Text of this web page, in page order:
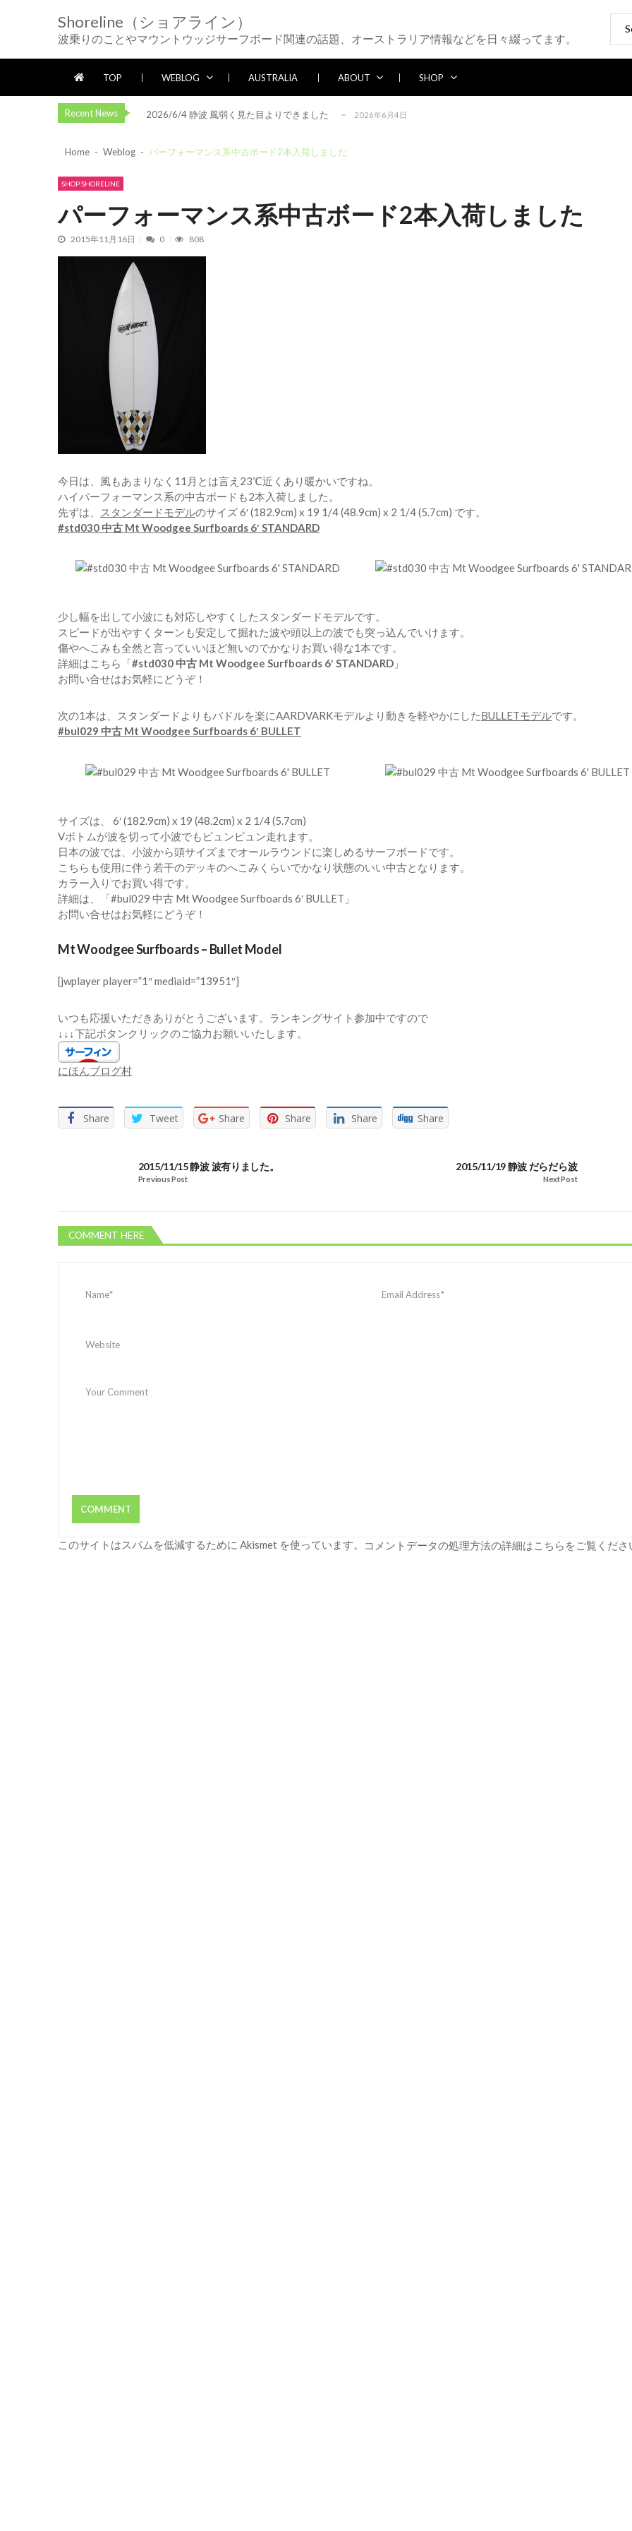
Shoreline（ショアライン）
波乗りのことやマウントウッジサーフボード関連の話題、オーストラリア情報などを日々綴ってます。
for:
TOP WEBLOG AUSTRALIA ABOUT SHOP
Recent News
2026/5/25 御前崎方面 カレント強くブレイク続かず
2026/5/12 静波 久しぶりにいい波 2026年5月12日
2026/6/4 静波 風弱く見た目よりできました 2026年6月4日
2026/5/13 静波 ダンパー中心 2026年5月13日
2026/6/4 静波 風弱く見た目よりできました 2026年6月4日
2026/5/25 御前崎方面 カレント強くブレイク続かず
Home Weblog パーフォーマンス系中古ボード2本入荷しました
SHOP SHORELINE
パーフォーマンス系中古ボード2本入荷しました
2015年11月16日 0 808
今日は、風もあまりなく11月とは言え23℃近くあり暖かいですね。
ハイパーフォーマンス系の中古ボードも2本入荷しました。
先ずは、
スタンダードモデルのサイズ 6′ (182.9cm) x 19 1/4 (48.9cm) x 2 1/4 (5.7cm) です。
#std030 中古 Mt Woodgee Surfboards 6′ STANDARD
少し幅を出して小波にも対応しやすくしたスタンダードモデルです。
スピードが出やすくターンも安定して掘れた波や頭以上の波でも突っ込んでいけます。
傷やへこみも全然と言っていいほど無いのでかなりお買い得な1本です。
詳細はこちら「#std030 中古 Mt Woodgee Surfboards 6′ STANDARD 」
お問い合せはお気軽にどうぞ！
次の1本は、スタンダードよりもパドルを楽にAARDVARKモデルより動きを軽やかにしたBULLETモデルです。
#bul029 中古 Mt Woodgee Surfboards 6′ BULLET
サイズは、 6′ (182.9cm) x 19 (48.2cm) x 2 1/4 (5.7cm)
Vボトムが波を切って小波でもビュンビュン走れます。
日本の波では、小波から頭サイズまでオールラウンドに楽しめるサーフボードです。
こちらも使用に伴う若干のデッキのへこみくらいでかなり状態のいい中古となります。
カラー入りでお買い得です。
詳細は、「#bul029 中古 Mt Woodgee Surfboards 6′ BULLET 」
お問い合せはお気軽にどうぞ！
Mt Woodgee Surfboards – Bullet Model
[jwplayer player=”1″ mediaid=”13951″]
いつも応援いただきありがとうございます。ランキングサイト参加中ですので
↓↓↓下記ボタンクリックのご協力お願いいたします。
にほんブログ村
Share Tweet Share Share Share Share
2015/11/15 静波 波有りました。
Previous Post
2015/11/19 静波 だらだら波
Next Post
COMMENT HERE
このサイトはスパムを低減するために Akismet を使っています。 コメントデータの処理方法の詳細はこちらをご覧くださ